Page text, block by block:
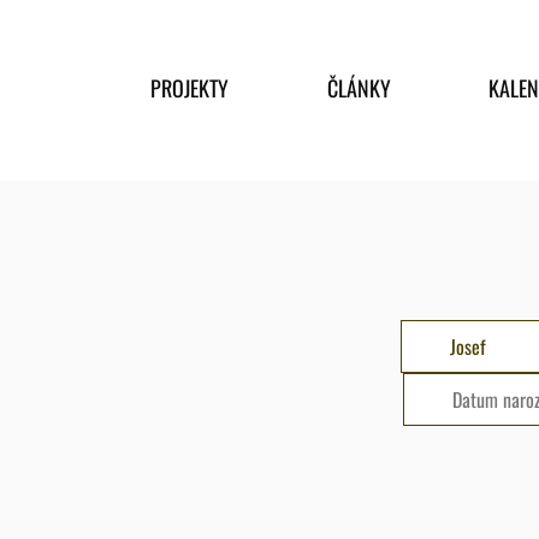
PROJEKTY ČLÁNKY